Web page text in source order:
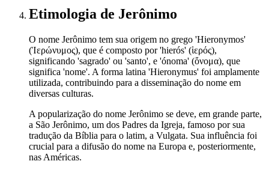
Etimologia de Jerônimo
O nome Jerônimo tem sua origem no grego 'Hieronymos'
(Ἱερώνυμος), que é composto por 'hierós' (ἱερός),
significando 'sagrado' ou 'santo', e 'ónoma' (ὄνομα), que
significa 'nome'. A forma latina 'Hieronymus' foi amplamente
utilizada, contribuindo para a disseminação do nome em
diversas culturas.
A popularização do nome Jerônimo se deve, em grande parte,
a São Jerônimo, um dos Padres da Igreja, famoso por sua
tradução da Bíblia para o latim, a Vulgata. Sua influência foi
crucial para a difusão do nome na Europa e, posteriormente,
nas Américas.